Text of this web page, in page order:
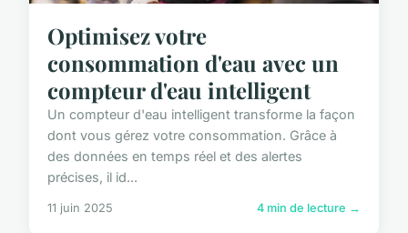
Optimisez votre
consommation d'eau avec un
compteur d'eau intelligent
Un compteur d'eau intelligent transforme la façon
dont vous gérez votre consommation. Grâce à
des données en temps réel et des alertes
précises, il id...
11 juin 2025 4 min de lecture →